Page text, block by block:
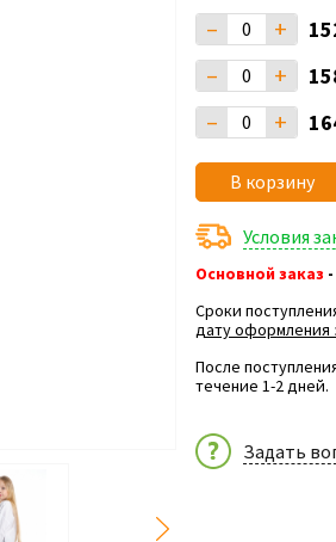
– +
– +
– +
В корзину
Условия
Основной заказ
Сроки
дату оформления
После
течение 1-2 дней.
Задать